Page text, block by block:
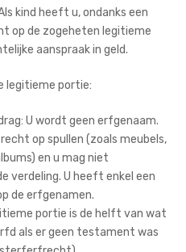
kind heeft u, ondanks een
op de zogeheten legitieme
aanspraak in geld.
legitieme portie:
U wordt geen erfgenaam.
op spullen (zoals meubels,
en u mag niet
verdeling. U heeft enkel een
de erfgenamen.
portie is de helft van wat
als er geen testament was